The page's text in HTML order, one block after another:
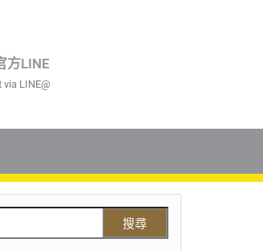
方LINE
via LINE@